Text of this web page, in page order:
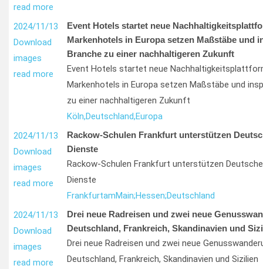
read more
2024/11/13
Download
images
read more
Event Hotels startet neue
Markenhotels in Europa setzen Maßstäbe und
Branche zu einer nachhaltigeren Zukunft
Event Hotels startet neue
Markenhotels in Europa setzen Maßstäbe und
zu einer nachhaltigeren Zukunft
Köln,Deutschland,Europa
2024/11/13
Download
images
read more
Rackow-Schulen Frankfurt unterstützen
Dienste
Rackow-Schulen Frankfurt unterstützen
Dienste
FrankfurtamMain;Hessen;Deutschland
2024/11/13
Download
images
read more
Drei neue Radreisen und zwei neue
Deutschland, Frankreich, Skandinavien und
Drei neue Radreisen und zwei neue
Deutschland, Frankreich, Skandinavien und Sizilien